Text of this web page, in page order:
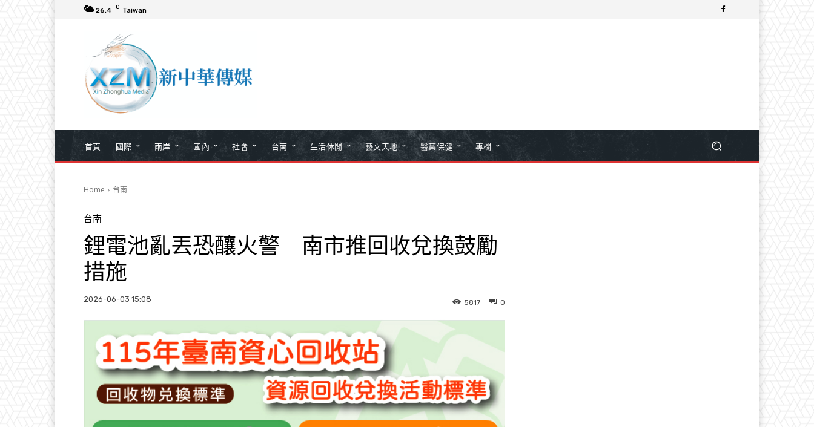
26.4 C Taiwan
首頁 國際 兩岸 國內 社會 台南 生活休閒 藝文天地 醫藥保健 專欄
Home 台南
台南
鋰電池亂丟恐釀火警 南市推回收兌換鼓勵
措施
2026-06-03 15:08 0
5817